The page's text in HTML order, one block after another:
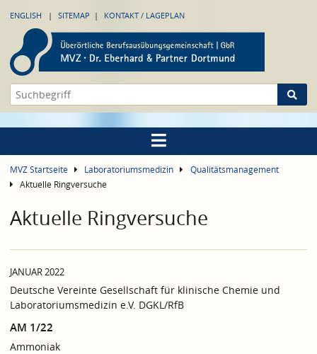
ENGLISH SITEMAP KONTAKT / LAGEPLAN
MVZ Startseite Laboratoriumsmedizin
Qualitätsmanagement
Aktuelle Ringversuche
Aktuelle Ringversuche
JANUAR 2022
Deutsche Vereinte Gesellschaft für klinische Chemie und
Laboratoriumsmedizin e.V. DGKL/RfB
AM 1/22
Ammoniak